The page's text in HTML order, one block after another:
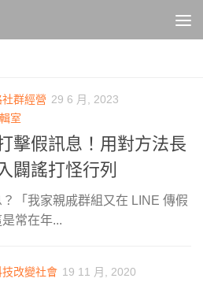
群經營 29 6 月, 2023
室
擊假訊息！用對方法長
闢謠打怪行列
「我家親戚群組又在 LINE 傳假
常在年...
技改變社會 19 11 月, 2020